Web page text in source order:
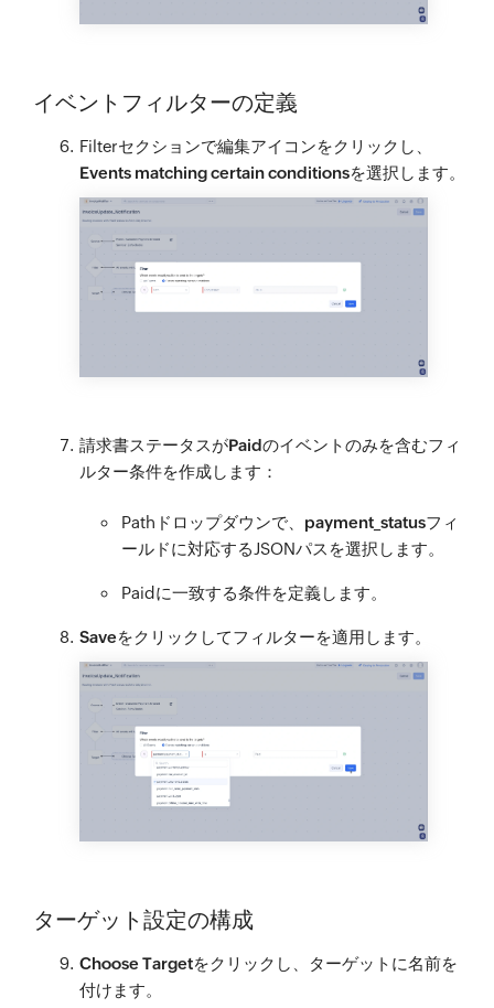
イベントフィルターの定義
Filterセクションで編集アイコンをクリックし、
Events matching certain conditionsを選択します。
請求書ステータスがPaidのイベントのみを含むフィ
ルター条件を作成します：
Pathドロップダウンで、 payment_statusフィ
ールドに対応するJSONパスを選択します。
Paidに一致する条件を定義します。
Saveをクリックしてフィルターを適用します。
ターゲット設定の構成
Choose Targetをクリックし、ターゲットに名前を
付けます。